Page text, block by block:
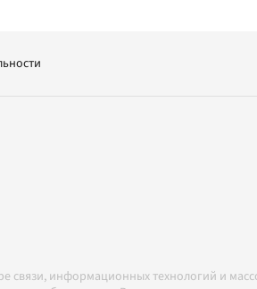
связи, информационных технологий и